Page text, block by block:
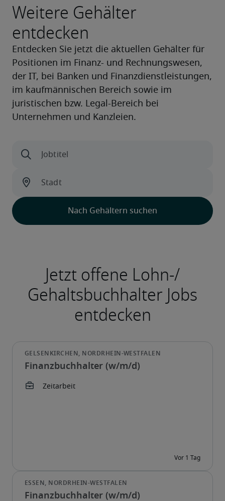
Weitere Gehälter
entdecken
Finanzbuchhalter (w/m/d)
Finanzbuchhalter (w/m/d)